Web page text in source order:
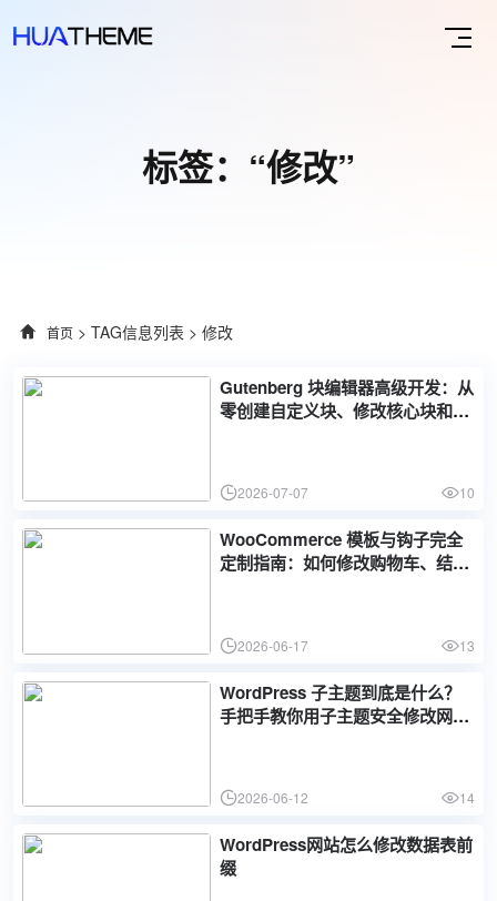
标签：“修改”
首页 > TAG信息列表 > 修改
Gutenberg 块编辑器高级开发：从
零创建自定义块、修改核心块和构
2026-07-07 10
WooCommerce 模板与钩子完全
定制指南：如何修改购物车、结
2026-06-17 13
WordPress 子主题到底是什么？
手把手教你用子主题安全修改网站
2026-06-12 14
WordPress网站怎么修改数据表前
缀